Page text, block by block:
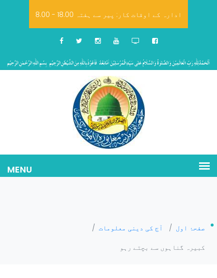
8.00 - 18.00 ادارہ کے اوقات کار: پیر سے ہفتہ
صفحۂ اول / آج کی دینی معلومات /
کبیرہ گناہوں سے بچتے رہو